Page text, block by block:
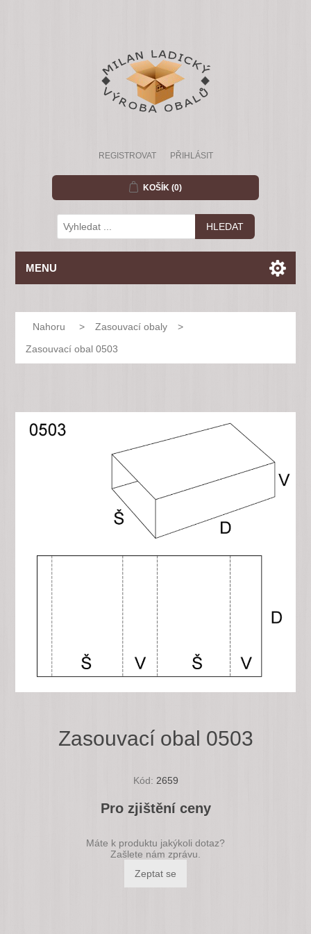
REGISTROVAT PŘIHLÁSIT
KOŠÍK (0)
MENU
Nahoru > Zasouvací obaly
>
Zasouvací obal 0503
Zasouvací obal 0503
Kód: 2659
Pro zjištění ceny
Máte k produktu jakýkoli dotaz?
Zašlete nám zprávu.